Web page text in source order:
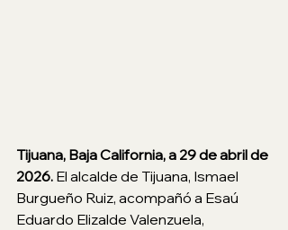
Tijuana, Baja California, a 29 de abril de
2026. El alcalde de Tijuana, Ismael
Burgueño Ruiz, acompañó a Esaú
Eduardo Elizalde Valenzuela,